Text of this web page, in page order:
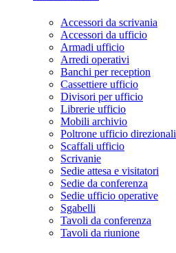
Accessori da scrivania
Accessori da ufficio
Armadi ufficio
Arredi operativi
Banchi per reception
Cassettiere ufficio
Divisori per ufficio
Librerie ufficio
Mobili archivio
Poltrone ufficio direzionali
Scaffali ufficio
Scrivanie
Sedie attesa e visitatori
Sedie da conferenza
Sedie ufficio operative
Sgabelli
Tavoli da conferenza
Tavoli da riunione